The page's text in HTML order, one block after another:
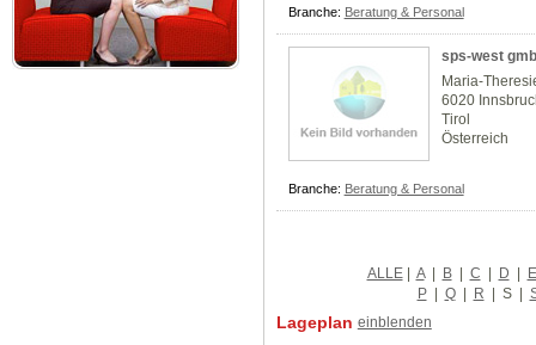
Branche: Beratung & Personal
sps-west
Maria-
6020
Tirol
Österreich
Branche: Beratung & Personal
ALLE| A | B | C | D | E
P | Q | R | S|
Lageplan einblenden